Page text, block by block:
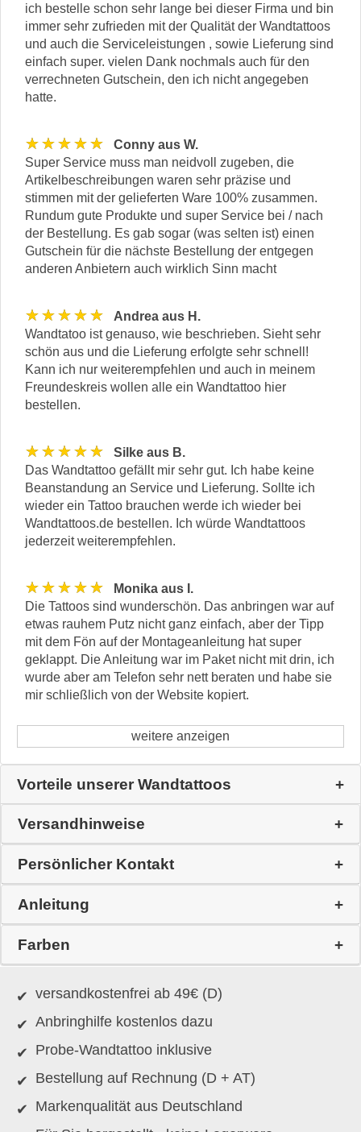
ich bestelle schon sehr lange bei dieser Firma und bin
immer sehr zufrieden mit der Qualität der Wandtattoos
und auch die Serviceleistungen , sowie Lieferung sind
einfach super. vielen Dank nochmals auch für den
verrechneten Gutschein, den ich nicht angegeben
hatte.
★★★★★
Conny aus W.
Super Service muss man neidvoll zugeben, die
Artikelbeschreibungen waren sehr präzise und
stimmen mit der gelieferten Ware 100% zusammen.
Rundum gute Produkte und super Service bei / nach
der Bestellung. Es gab sogar (was selten ist) einen
Gutschein für die nächste Bestellung der entgegen
anderen Anbietern auch wirklich Sinn macht
★★★★★
Andrea aus H.
Wandtatoo ist genauso, wie beschrieben. Sieht sehr
schön aus und die Lieferung erfolgte sehr schnell!
Kann ich nur weiterempfehlen und auch in meinem
Freundeskreis wollen alle ein Wandtattoo hier
bestellen.
★★★★★
Silke aus B.
Das Wandtattoo gefällt mir sehr gut. Ich habe keine
Beanstandung an Service und Lieferung. Sollte ich
wieder ein Tattoo brauchen werde ich wieder bei
Wandtattoos.de bestellen. Ich würde Wandtattoos
jederzeit weiterempfehlen.
★★★★★
Monika aus I.
Die Tattoos sind wunderschön. Das anbringen war auf
etwas rauhem Putz nicht ganz einfach, aber der Tipp
mit dem Fön auf der Montageanleitung hat super
geklappt. Die Anleitung war im Paket nicht mit drin, ich
wurde aber am Telefon sehr nett beraten und habe sie
mir schließlich von der Website kopiert.
weitere anzeigen
Vorteile unserer Wandtattoos
Versandhinweise
Persönlicher Kontakt
Anleitung
Farben
versandkostenfrei ab 49€ (D)
Anbringhilfe kostenlos dazu
Probe-Wandtattoo inklusive
Bestellung auf Rechnung (D + AT)
Markenqualität aus Deutschland